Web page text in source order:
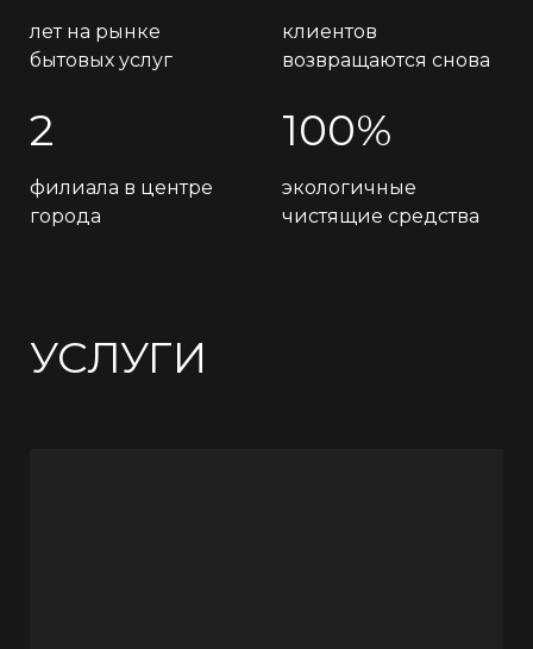
лет на рынке
бытовых услуг
клиентов
возвращаются снова
2
филиала в центре
города
100%
экологичные
чистящие средства
УСЛУГИ